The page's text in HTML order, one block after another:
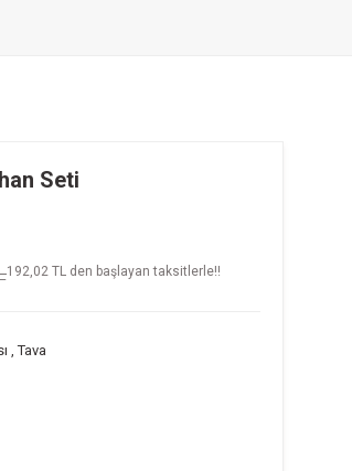
Seti
192,02 TL den başlayan taksitlerle!!
,Tava